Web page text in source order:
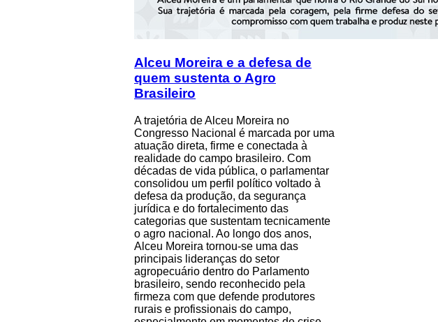
Alceu Moreira e a defesa de
quem sustenta o Agro
Brasileiro
A trajetória de Alceu Moreira no
Congresso Nacional é marcada por uma
atuação direta, firme e conectada à
realidade do campo brasileiro. Com
décadas de vida pública, o parlamentar
consolidou um perfil político voltado à
defesa da produção, da segurança
jurídica e do fortalecimento das
categorias que sustentam tecnicamente
o agro nacional. Ao longo dos anos,
Alceu Moreira tornou-se uma das
principais lideranças do setor
agropecuário dentro do Parlamento
brasileiro, sendo reconhecido pela
firmeza com que defende produtores
rurais e profissionais do campo,